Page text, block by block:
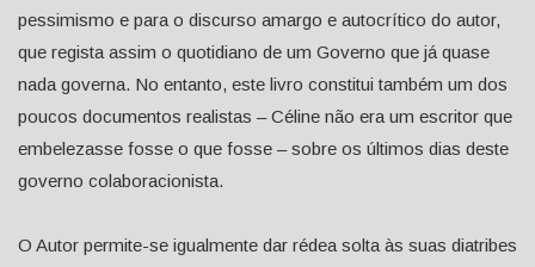
pessimismo e para o discurso amargo e autocrítico do autor,
que regista assim o quotidiano de um Governo que já quase
nada governa. No entanto, este livro constitui também um dos
poucos documentos realistas – Céline não era um escritor que
embelezasse fosse o que fosse – sobre os últimos dias deste
governo colaboracionista.
O Autor permite-se igualmente dar rédea solta às suas diatribes